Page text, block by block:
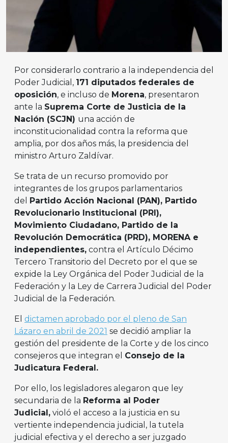
Por considerarlo contrario a la independencia del
Poder Judicial, 171 diputados federales de
oposición, e incluso de Morena, presentaron
ante la Suprema Corte de Justicia de la
Nación (SCJN) una acción de
inconstitucionalidad contra la reforma que
amplia, por dos años más, la presidencia del
ministro Arturo Zaldívar.
Se trata de un recurso promovido por
integrantes de los grupos parlamentarios
del
Partido Acción Nacional (PAN), Partido
Revolucionario Institucional (PRI),
Movimiento Ciudadano, Partido de la
Revolución Democrática (PRD), MORENA e
independientes, contra el Artículo Décimo
Tercero Transitorio del Decreto por el que se
expide la Ley Orgánica del Poder Judicial de la
Federación y la Ley de Carrera Judicial del Poder
Judicial de la Federación.
El dictamen aprobado por el pleno de San
Lázaro en abril de 2021 se decidió ampliar la
gestión del presidente de la Corte y de los cinco
consejeros que integran el Consejo de la
Judicatura Federal.
Por ello, los legisladores alegaron que ley
secundaria de la Reforma al Poder
Judicial, violó el acceso a la justicia en su
vertiente independencia judicial, la tutela
judicial efectiva y el derecho a ser juzgado